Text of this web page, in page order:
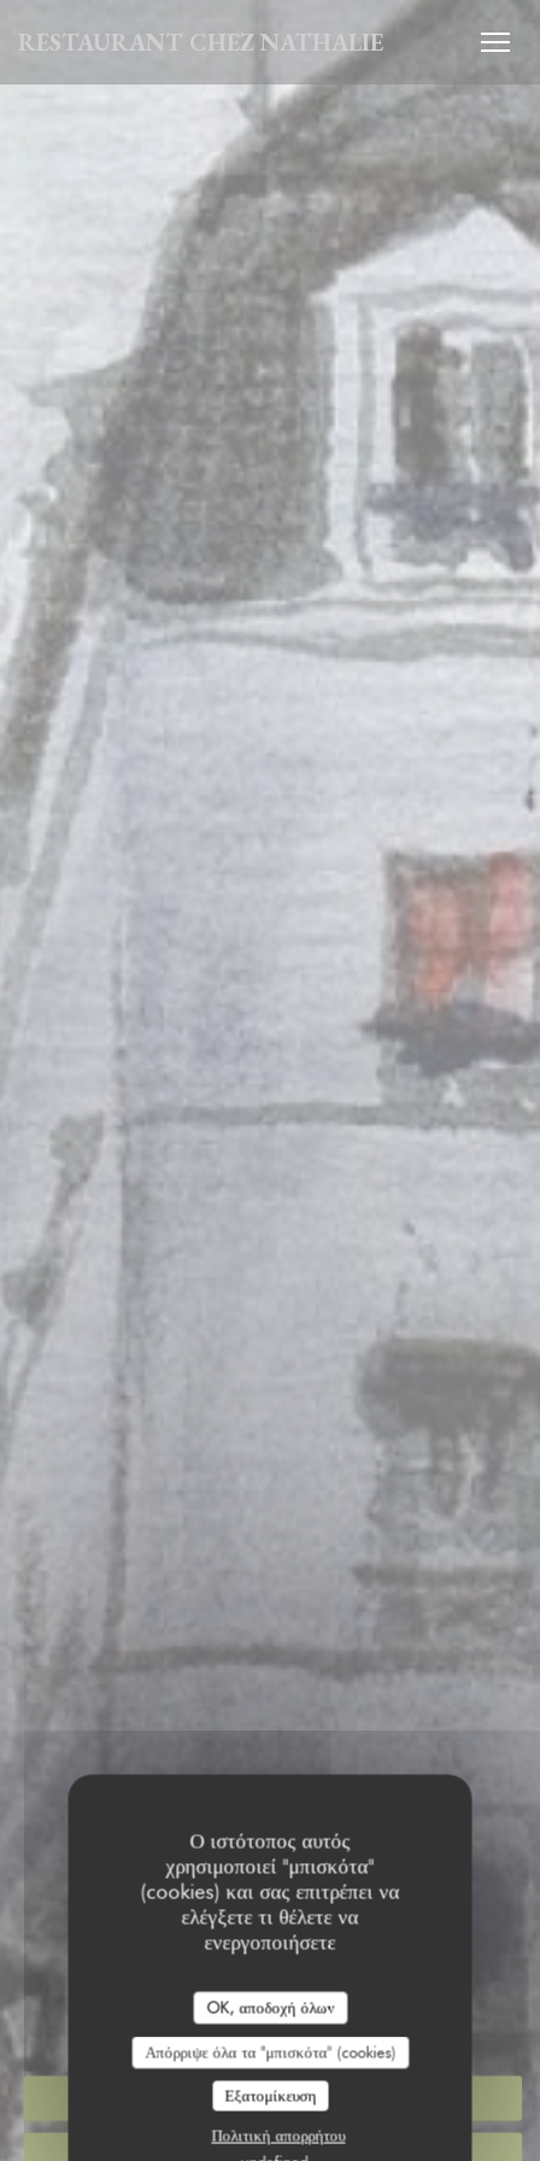
Ο ιστότοπος αυτός
χρησιμοποιεί "μπισκότα"
(cookies) και σας επιτρέπει να
ελέγξετε τι θέλετε να
ενεργοποιήσετε
OK, αποδοχή όλων
Απόρριψε όλα τα "μπισκότα" (cookies)
Εξατομίκευση
Πολιτική απορρήτου
RESTAURANT CHEZ NATHALIE
RESTAURANT CHEZ
NATHALIE
RESTAURANT CHEZ
ΠΆΡΕ ΜΑΚΡΙΆ|PARIS
ΚΆΝΤΕ ΚΡΆΤΗΣΗ ΤΡΑΠΕΖΙΟΎ
ΠΑΊΡΝΩ ΜΑΚΡΙΆ